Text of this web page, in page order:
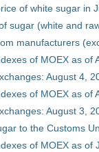
of white sugar in
sugar (white and
manufacturers
of MOEX as of
August 4,
of MOEX as of
August 3,
to the Customs
of MOEX as of